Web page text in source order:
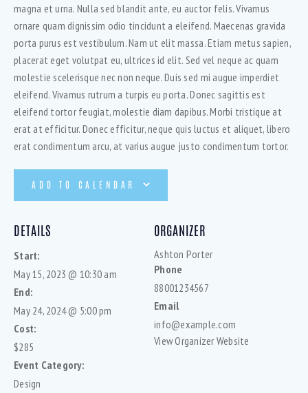
magna et urna. Nulla sed blandit ante, eu auctor felis. Vivamus
ornare quam dignissim odio tincidunt a eleifend. Maecenas gravida
porta purus est vestibulum. Nam ut elit massa. Etiam metus sapien,
placerat eget volutpat eu, ultrices id elit. Sed vel neque ac quam
molestie scelerisque nec non neque. Duis sed mi augue imperdiet
eleifend. Vivamus rutrum a turpis eu porta. Donec sagittis est
eleifend tortor feugiat, molestie diam dapibus. Morbi tristique at
erat at efficitur. Donec efficitur, neque quis luctus et aliquet, libero
erat condimentum arcu, at varius augue justo condimentum tortor.
ADD TO CALENDAR
DETAILS
Start:
May 15, 2023 @ 10:30 am
End:
May 24, 2024 @ 5:00 pm
Cost:
$285
Event Category:
Design
ORGANIZER
Ashton Porter
Phone
88001234567
Email
info@example.com
View Organizer Website